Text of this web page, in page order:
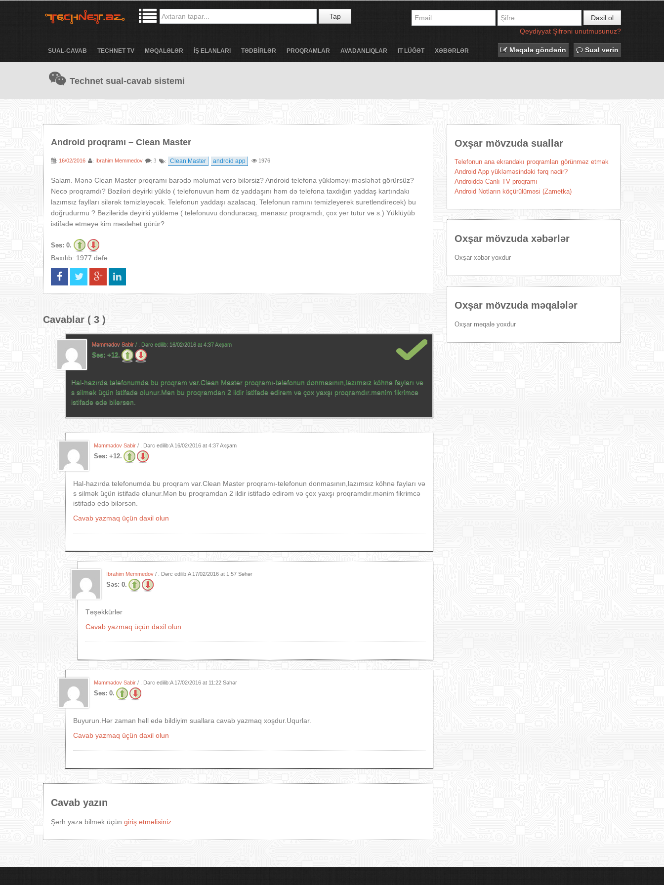
Tap
Daxil ol
Qeydiyyat Şifrəni unutmusunuz?
SUAL-CAVAB TECHNET TV MƏQALƏLƏR İŞ ELANLARI TƏDBİRLƏR PROQRAMLAR AVADANLIQLAR IT LÜĞƏT XƏBƏRLƏR Məqalə göndərin Sual verin
Technet sual-cavab sistemi
Android proqramı – Clean Master
: 16/02/2016 : Ibrahim Memmedov : 3 : Clean Master android app 1976
Salam. Mənə Clean Master proqramı barədə məlumat verə bilərsiz? Android telefona yükləməyi məsləhət görürsüz?
Necə proqramdı? Bəziləri deyirki yüklə ( telefonuvun həm öz yaddaşını həm də telefona taxdığın yaddaş kartındakı
lazımsız faylları silərək təmizləyəcək. Telefonun yaddaşı azalacaq. Telefonun ramını temizleyerek suretlendirecek) bu
doğrudurmu ? Bəziləridə deyirki yükləmə ( telefonuvu donduracaq, mənasız proqramdı, çox yer tutur və s.) Yüklüyüb
istifadə etməyə kim məsləhət görür?
Səs: 0.
Baxılıb: 1977 dəfə
Cavablar ( 3 )
Məmmədov Sabir / . Dərc edilib: 16/02/2016 at 4:37 Axşam
Səs: +12.
Hal-hazırda telefonumda bu proqram var.Clean Master proqramı-telefonun donmasının,lazımsız köhnə fayları və
s silmək üçün istifadə olunur.Mən bu proqramdan 2 ildir istifadə edirəm və çox yaxşı proqramdır.mənim fikrimcə
istifadə edə bilərsən.
Məmmədov Sabir / . Dərc edilib:A 16/02/2016 at 4:37 Axşam
Səs: +12.
Hal-hazırda telefonumda bu proqram var.Clean Master proqramı-telefonun donmasının,lazımsız köhnə fayları və
s silmək üçün istifadə olunur.Mən bu proqramdan 2 ildir istifadə edirəm və çox yaxşı proqramdır.mənim fikrimcə
istifadə edə bilərsən.
Cavab yazmaq üçün daxil olun
Ibrahim Memmedov / . Dərc edilib:A 17/02/2016 at 1:57 Səhər
Səs: 0.
Təşəkkürlər
Cavab yazmaq üçün daxil olun
Məmmədov Sabir / . Dərc edilib:A 17/02/2016 at 11:22 Səhər
Səs: 0.
Buyurun.Hər zaman həll edə bildiyim suallara cavab yazmaq xoşdur.Uqurlar.
Cavab yazmaq üçün daxil olun
Cavab yazın
Şərh yaza bilmək üçün giriş etməlisiniz
Oxşar mövzuda suallar
Telefonun ana ekrandakı proqramları görünməz etmək
Android App yükləməsindəki fərq nədir?
Androiddə Canlı TV proqramı
Android Notların köçürülüməsi (Zametka)
Oxşar mövzuda xəbərlər
Oxşar xəbər yoxdur
Oxşar mövzuda məqalələr
Oxşar məqalə yoxdur